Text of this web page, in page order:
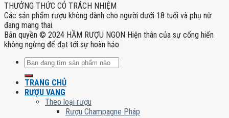
THƯỞNG THỨC CÓ TRÁCH NHIỆM
Các sản phẩm rượu không dành cho người dưới 18 tuổi và phụ nữ
đang mang thai.
Bản quyền © 2024 HẦM RƯỢU NGON Hiện thân của sự cống hiến
không ngừng để đạt tới sự hoàn hảo
Tìm
kiếm:
TRANG CHỦ
RƯỢU VANG
Theo loại rượu
Rượu Champagne Pháp